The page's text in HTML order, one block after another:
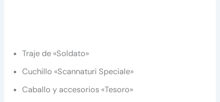
Traje de «Soldato»
Cuchillo «Scannaturi Speciale»
Caballo y accesorios «Tesoro»